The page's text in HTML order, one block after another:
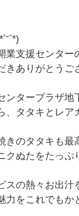
業支援センター
きありがとうご
ンタープラザ地
、タタキとレア
きのタタキも最
クぬたをたっぷ
スの熱々お出汁
力をこれでもか